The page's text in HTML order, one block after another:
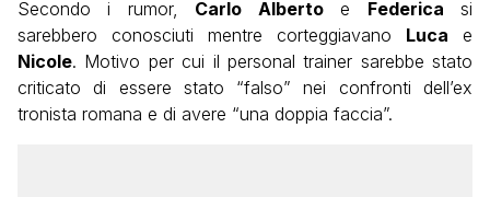
Secondo i rumor, Carlo Albertoe Federica si
sarebbero conosciuti mentre corteggiavano Luca e
Nicole. Motivo per cui il personal trainer sarebbe stato
criticato di essere stato “falso” nei confronti dell’ex
tronista romana e di avere “una doppia faccia”.